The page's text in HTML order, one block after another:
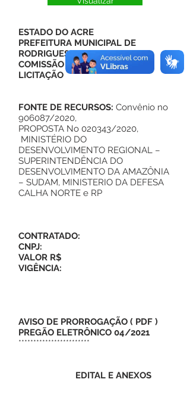
ESTADO DO ACRE
PREFEITURA MUNICIPAL DE
RODRIGUES ALVES
COMISSÃO PERMANENTE DE
LICITAÇÃO
FONTE DE RECURSOS: Convênio no
906087/2020,
PROPOSTA No 020343/2020,
MINISTÉRIO DO
DESENVOLVIMENTO REGIONAL –
SUPERINTENDÊNCIA DO
DESENVOLVIMENTO DA AMAZÔNIA
– SUDAM, MINISTERIO DA DEFESA
CALHA NORTE e RP
CONTRATADO:
CNPJ:
VALOR R$
VIGÊNCIA:
AVISO DE PRORROGAÇÃO ( PDF )
PREGÃO ELETRÔNICO 04/2021
************************
EDITAL E ANEXOS